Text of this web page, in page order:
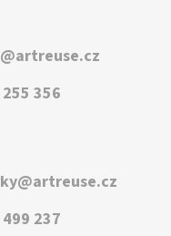
356
237